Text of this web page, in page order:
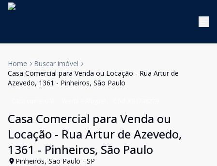
Home
Buscar imóvel
Casa Comercial para Venda ou Locação - Rua Artur de
Azevedo, 1361 - Pinheiros, São Paulo
Casa Comercial para Venda ou
Locação - Rua Artur de Azevedo,
1361 - Pinheiros, São Paulo
Pinheiros, São Paulo - SP